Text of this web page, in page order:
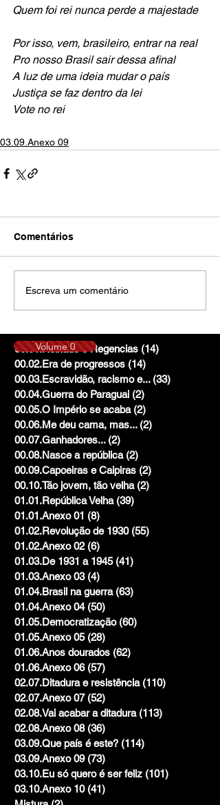
Quem foi rei nunca perde a majestade
Por isso, vem, brasileiro, entrar na real
Pro nosso Brasil sair dessa afinal
A luz de uma ideia mudar o país
Justiça se faz dentro da lei
Vote no rei
03.09.Anexo 09
Comentários
Escreva um comentário
00.01.Reinado e Regencias (14)
00.02.Era de progressos (14)
00.03.Escravidão, racismo e... (33)
00.04.Guerra do Paraguai (2)
00.05.O Império se acaba (2)
00.06.Me deu cama, mas... (2)
00.07.Ganhadores... (2)
00.08.Nasce a república (2)
00.09.Capoeiras e Caipiras (2)
00.10.Tão jovem, tão velha (2)
01.01.República Velha (39)
01.01.Anexo 01 (8)
01.02.Revolução de 1930 (55)
01.02.Anexo 02 (6)
01.03.De 1931 a 1945 (41)
01.03.Anexo 03 (4)
01.04.Brasil na guerra (63)
01.04.Anexo 04 (50)
01.05.Democratização (60)
01.05.Anexo 05 (28)
01.06.Anos dourados (62)
01.06.Anexo 06 (57)
02.07.Ditadura e resistência (110)
02.07.Anexo 07 (52)
02.08.Vai acabar a ditadura (113)
02.08.Anexo 08 (36)
03.09.Que país é este? (114)
03.09.Anexo 09 (73)
03.10.Eu só quero é ser feliz (101)
03.10.Anexo 10 (41)
Volume 0